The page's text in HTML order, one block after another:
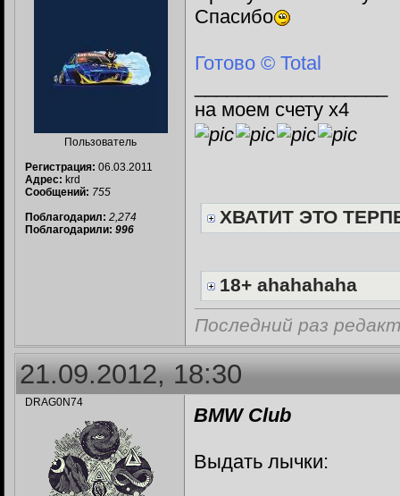
Пользователь
Регистрация: 06.03.2011
Адрес: krd
Сообщений: 755
Поблагодарил: 2,274
Поблагодарили: 996
Спасибо
Готово © Total
на моем счету х4
ХВАТИТ ЭТО
18+ ahahahaha
Последний раз
21.09.2012, 18:30
DRAG0N74
BMW Club
Выдать лычки: